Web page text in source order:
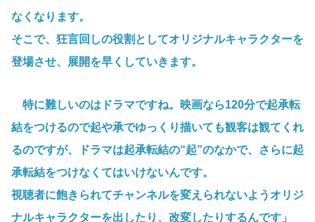
なくなります。
そこで、狂言回しの役割としてオリジナルキャラクターを
登場させ、展開を早くしていきます。
特に難しいのはドラマですね。映画なら120分で起承転
結をつけるので起や承でゆっくり描いても観客は観てくれ
るのですが、ドラマは起承転結の“起”のなかで、さらに起
承転結をつけなくてはいけないんです。
視聴者に飽きられてチャンネルを変えられないようオリジ
ナルキャラクターを出したり、改変したりするんです」